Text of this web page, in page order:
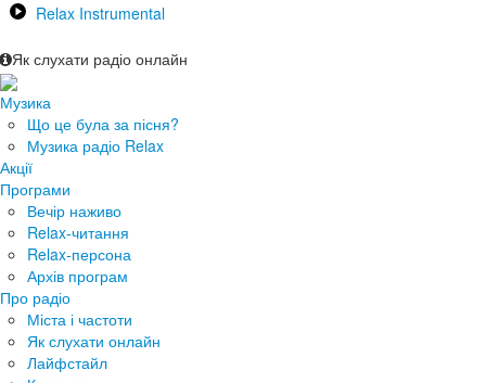
Relax Instrumental
Як слухати радіо онлайн
Музика
Що це була за пісня?
Музика радіо Relax
Акції
Програми
Вечір наживо
Relax-читання
Relax-персона
Архів програм
Про радіо
Міста і частоти
Як слухати онлайн
Лайфстайл